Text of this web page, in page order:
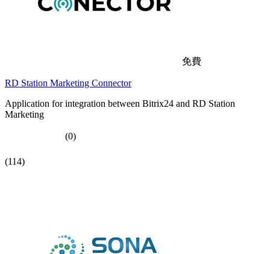
免費
RD Station Marketing Connector
Application for integration between Bitrix24 and RD Station
Marketing
(0)
(114)